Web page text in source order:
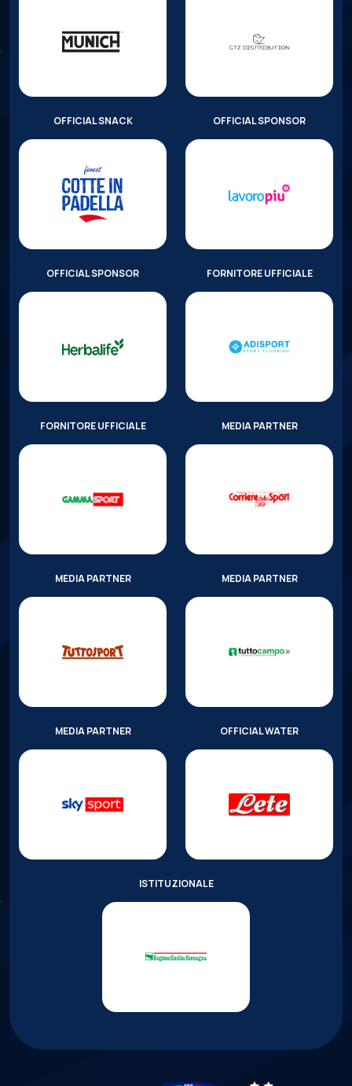
OFFICIAL SNACK OFFICIAL SPONSOR
OFFICIAL SPONSOR FORNITORE UFFICIALE
FORNITORE UFFICIALE MEDIA PARTNER
MEDIA PARTNER MEDIA PARTNER
MEDIA PARTNER OFFICIAL WATER
ISTITUZIONALE